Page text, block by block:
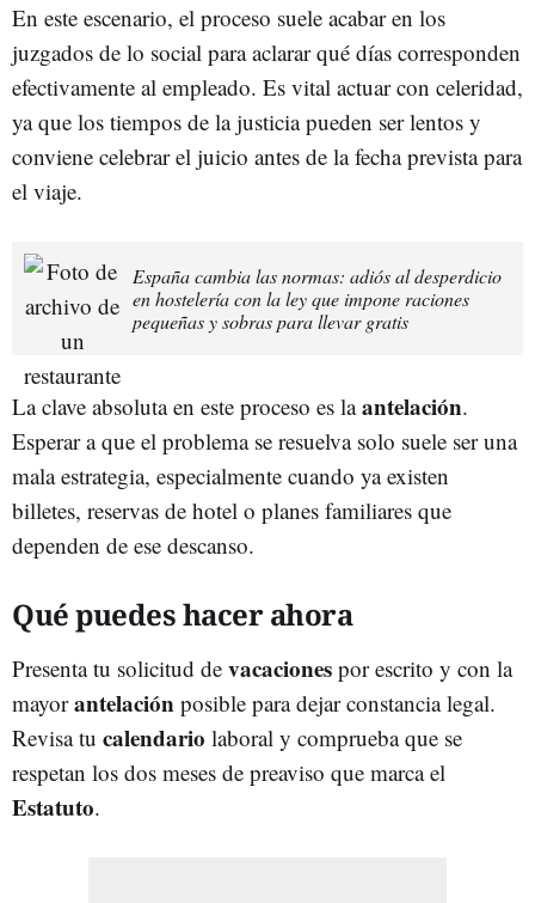
En este escenario, el proceso suele acabar en los
juzgados de lo social para aclarar qué días corresponden
efectivamente al empleado. Es vital actuar con celeridad,
ya que los tiempos de la justicia pueden ser lentos y
conviene celebrar el juicio antes de la fecha prevista para
el viaje.
España cambia las normas: adiós al desperdicio
en hostelería con la ley que impone raciones
pequeñas y sobras para llevar gratis
La clave absoluta en este proceso es laantelación.
Esperar a que el problema se resuelva solo suele ser una
mala estrategia, especialmente cuando ya existen
billetes, reservas de hotel o planes familiares que
dependen de ese descanso.
Qué puedes hacer ahora
Presenta tu solicitud de vacaciones por escrito y con la
mayorantelación posible para dejar constancia legal.
Revisa tu calendario laboral y comprueba que se
respetan los dos meses de preaviso que marca el
Estatuto.